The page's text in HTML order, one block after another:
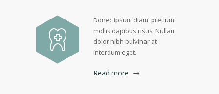
Donec ipsum diam, pretium
mollis dapibus risus. Nullam
dolor nibh pulvinar at
interdum eget.
Read more